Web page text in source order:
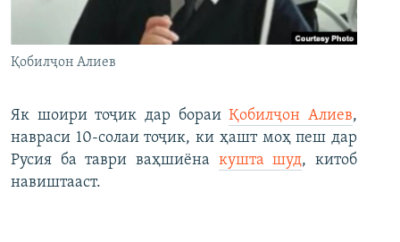
Қобилҷон Алиев
Як шоири тоҷик дар бораиҚобилҷон Алиев,
навраси 10-солаи тоҷик, ки ҳашт моҳ пеш дар
Русия ба таври ваҳшиёна кушта шуд, китоб
навиштааст.